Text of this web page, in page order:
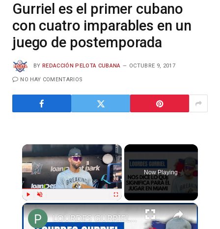
Gurriel es el primer cubano
con cuatro imparables en un
juego de postemporada
BY REDACCIÓN PELOTA CUBANA OCTUBRE 9, 2017
NO HAY COMENTARIOS
×
Play Unmute Fullscreen
Now Playing
×
LOURDES GURRIEL JR habla durante su visita a MIAMI